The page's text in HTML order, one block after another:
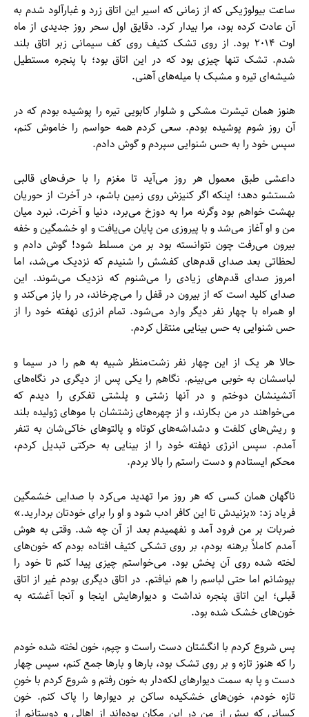
ساعت بیولوژیکی که از زمانی که اسیر این اتاق زرد و غبارآلود شدم به
آن عادت کرده بود، مرا بیدار کرد. دقایق اول سحر روز جدیدی از ماه
اوت ۲۰۱۴ بود. از روی تشک کثیف روی کف سیمانی زبر اتاق بلند
شدم. تشک تنها چیزی بود که در این اتاق بود؛ با پنجره مستطیل
شیشه‌ای تیره و مشبک با میله‌های آهنی.
هنوز همان تیشرت مشکی و شلوار کابویی تیره را پوشیده بودم که در
آن روز شوم پوشیده بودم. سعی کردم همه حواسم را خاموش کنم،
سپس خود را به حس شنوایی سپردم و گوش دادم.
داعشی طبق معمول هر روز می‌آید تا مغزم را با حرف‌های قالبی
شستشو دهد؛ اینکه اگر کنیزش روی زمین باشم، در آخرت از حوریان
بهشت خواهم بود وگرنه مرا به دوزخ می‌برد، دنیا و آخرت. نبرد میان
من و او آغاز می‌شد و با پیروزی من پایان می‌یافت و او خشمگین و خفه
بیرون می‌رفت چون نتوانسته بود بر من مسلط شود! گوش دادم و
لحظاتی بعد صدای قدم‌های کفشش را شنیدم که نزدیک می‌شد، اما
امروز صدای قدم‌های زیادی را می‌شنوم که نزدیک می‌شوند. این
صدای کلید است که از بیرون در قفل را می‌چرخاند، در را باز می‌کند و
او همراه با چهار نفر دیگر وارد می‌شود. تمام انرژی نهفته خود را از
حس شنوایی به حس بینایی منتقل کردم.
حالا هر یک از این چهار نفر زشت‌منظر شبیه به هم را در سیما و
لباسشان به خوبی می‌بینم. نگاهم را یکی پس از دیگری در نگاه‌های
آتشینشان دوختم و در آنها زشتی و پلشتی تفکری را دیدم که
می‌خواهند در من بکارند، و از چهره‌های زشتشان با موهای ژولیده بلند
و ریش‌های کلفت و دشداشه‌های کوتاه و پالتوهای خاکی‌شان به تنفر
آمدم. سپس انرژی نهفته خود را از بینایی به حرکتی تبدیل کردم،
محکم ایستادم و دست راستم را بالا بردم.
ناگهان همان کسی که هر روز مرا تهدید می‌کرد با صدایی خشمگین
فریاد زد: «بزنیدش تا این کافر ادب شود و او را برای خودتان بردارید.»
ضربات بر من فرود آمد و نفهمیدم بعد از آن چه شد. وقتی به هوش
آمدم کاملاً برهنه بودم، بر روی تشکی کثیف افتاده بودم که خون‌های
لخته شده روی آن پخش بود. می‌خواستم چیزی پیدا کنم تا خود را
بپوشانم اما حتی لباسم را هم نیافتم. در اتاق دیگری بودم غیر از اتاق
قبلی؛ این اتاق پنجره نداشت و دیوارهایش اینجا و آنجا آغشته به
خون‌های خشک شده بود.
پس شروع کردم با انگشتان دست راست و چپم، خون لخته شده خودم
را که هنوز تازه و بر روی تشک بود، بارها و بارها جمع کنم، سپس چهار
دست و پا به سمت دیوارهای لکه‌دار به خون رفتم و شروع کردم با خونِ
تازه خودم، خون‌های خشکیده ساکن بر دیوارها را پاک کنم. خون
کسانی که پیش از من در این مکان بوده‌اند از اهالی و دوستانم از